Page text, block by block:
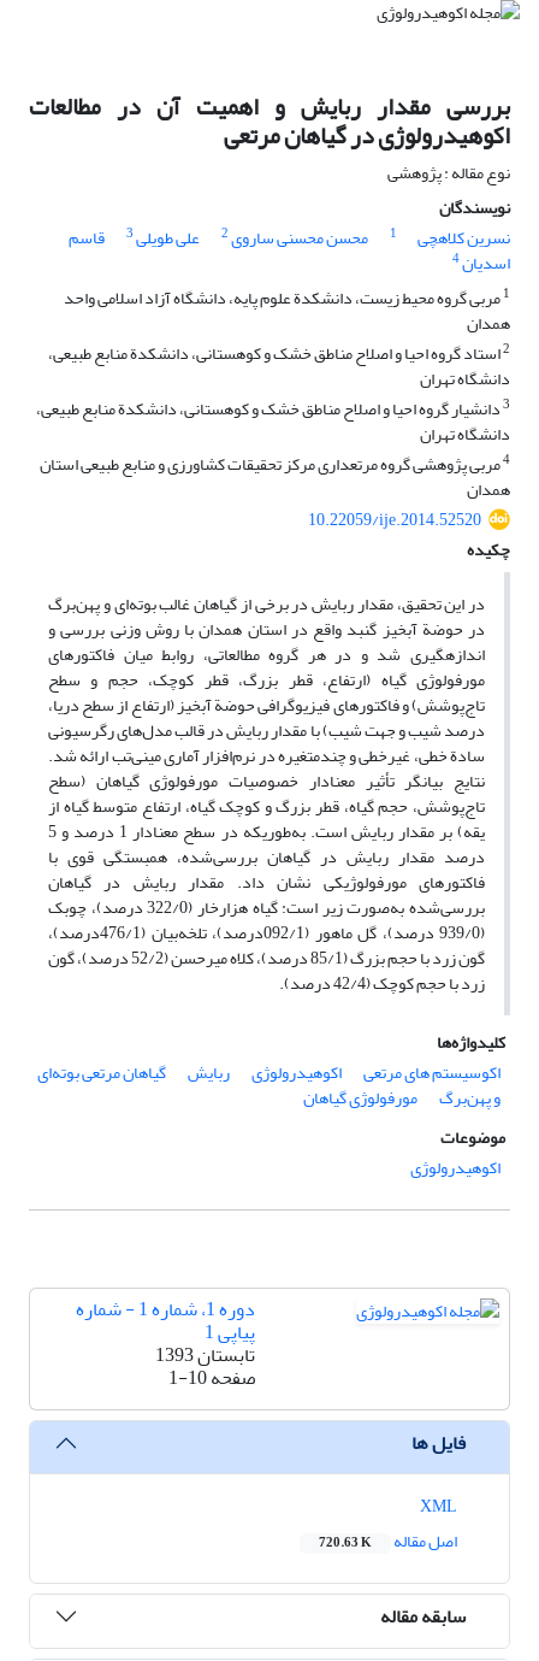
بررسی مقدار ربایش و اهمیت آن در مطالعات
اکوهیدرولوژی در گیاهان مرتعی
نوع مقاله : پژوهشی
نویسندگان
نسرین کلاهچی
1 محسن محسنی ساروی2 علی طویلی3 قاسم
اسدیان4
1مربی گروه محیط زیست، دانشکدة علوم پایه، دانشگاه آزاد اسلامی واحد
همدان
2استاد گروه احیا و اصلاح مناطق خشک و کوهستانی، دانشکدة منابع طبیعی،
دانشگاه تهران
3دانشیار گروه احیا و اصلاح مناطق خشک و کوهستانی، دانشکدة منابع طبیعی،
دانشگاه تهران
4مربی پژوهشی گروه مرتعداری مرکز تحقیقات کشاورزی و منابع طبیعی استان
همدان
10.22059/ije.2014.52520
چکیده
در این تحقیق، مقدار ربایش در برخی از گیاهان غالب بوته‌ای و پهن‌برگ
در حوضة آبخیز گنبد واقع در استان همدان با روش وزنی بررسی و
اندازه­گیری شد و در هر گروه مطالعاتی، روابط میان فاکتورهای
مورفولوژی گیاه (ارتفاع، قطر بزرگ، قطر کوچک، حجم و سطح
تاج‌پوشش) و فاکتورهای فیزیوگرافی حوضة آبخیز (ارتفاع از سطح دریا،
درصد شیب و جهت شیب) با مقدار ربایش در قالب مدل‌های رگرسیونی
سادة خطی، غیرخطی و چندمتغیره در نرم‌افزار آماری مینی‌تب ارائه شد.
نتایج بیانگر تأثیر معنادار خصوصیات مورفولوژی گیاهان (سطح
تاج‌پوشش، حجم گیاه، قطر بزرگ و کوچک گیاه، ارتفاع متوسط گیاه از
یقه) بر مقدار ربایش است. به‌طوری­که در سطح معنا‌دار 1 درصد و 5
درصد مقدار ربایش در گیاهان بررسی‌شده، همبستگی قوی با
فاکتورهای مورفولوژیکی نشان داد. مقدار ربایش در گیاهان
بررسی‌شده به‌صورت زیر است: گیاه هزارخار (322/0 درصد)، چوبک
(939/0 درصد)، گل ماهور (092/1درصد)، تلخه‌بیان (476/1درصد)،
گون زرد با حجم بزرگ (85/1 درصد)، کلاه میرحسن (52/2 درصد)، گون
زرد با حجم کوچک (42/4 درصد).
کلیدواژه‌ها
اکوسیستم های مرتعی
اکوهیدرولوژی ربایش گیاهان مرتعی بوته‌ای
و پهن‌برگ
مورفولوژی گیاهان
موضوعات
اکوهیدرولوژی
دوره 1، شماره 1 - شماره
پیاپی 1
تابستان 1393
صفحه1-10
فایل ها
اصل مقاله
720.63 K
سابقه مقاله